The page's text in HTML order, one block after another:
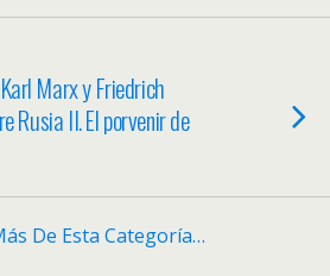
Marx y Friedrich
Rusia II. El porvenir de
De Esta Categoría…